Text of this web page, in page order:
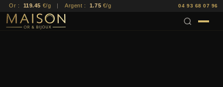
Or : 119.45 €/g | Argent : 1.75 €/g 04 93 68 07 96